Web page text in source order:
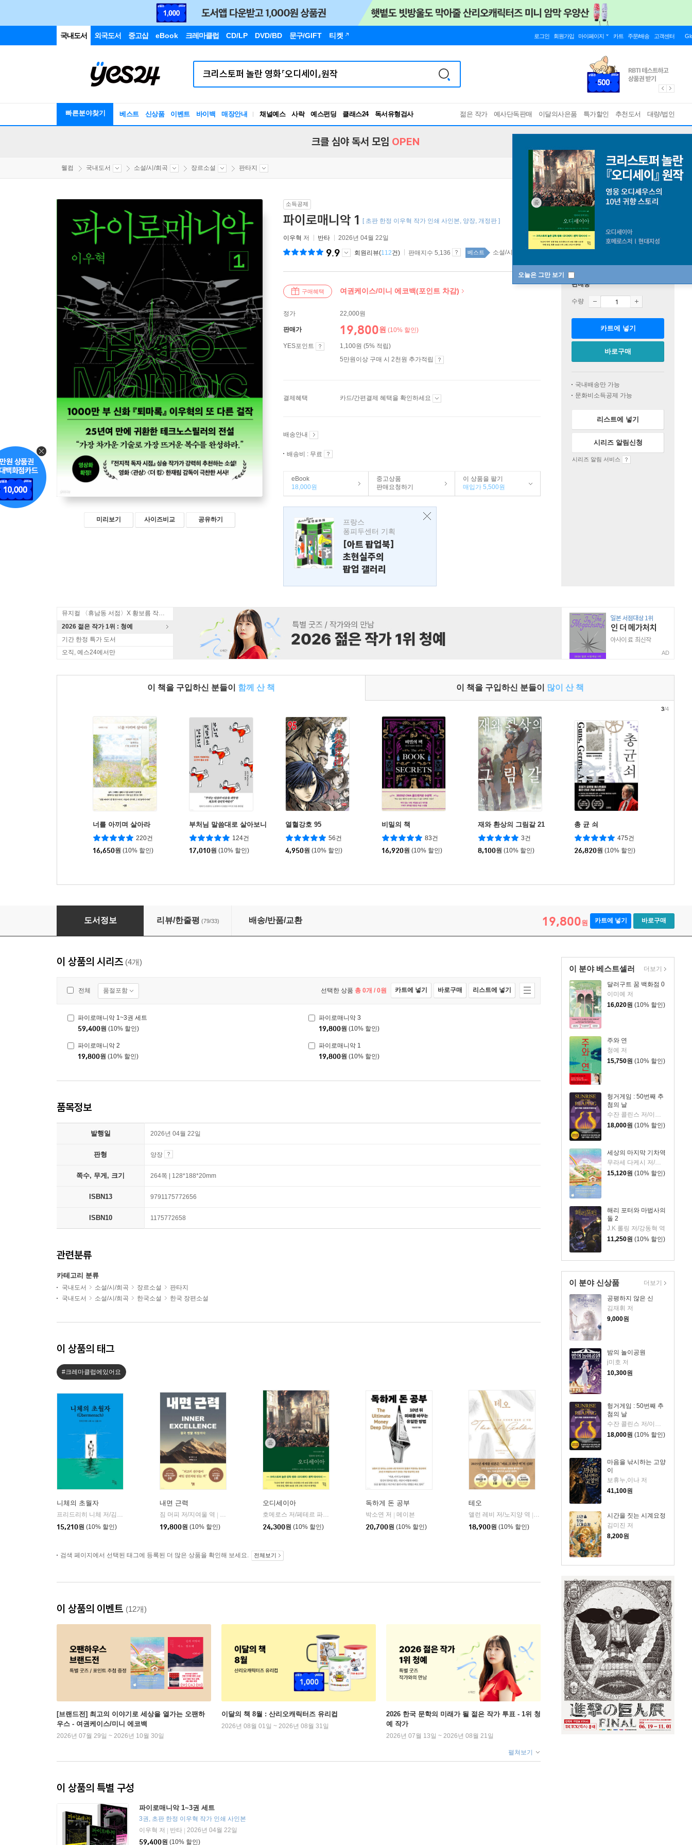
국내도서 외국도서 중고샵 eBook 크레마클럽 CD/LP DVD/BD 문구/GIFT 티켓 로그인 회원가입 마이페이지 카트 주문/배송 고객센터
빠른분야찾기 베스트 신상품 이벤트 바이백 매장안내 채널예스 사락 예스펀딩 클래스24
독서유형검사
RBTI Lab
젊은 작가 예사단독판매 이달의사은품 특가할인 추천도서 대량/법인
오늘은 그만 보기
크클 심야 독서 모임 OPEN
웰컴 국내도서 소설/시/희곡 장르소설 판타지
미리보기 사이즈비교 공유하기
소득공제
파이로매니악 1 [ 초판 한정 이우혁 작가 인쇄 사인본, 양장, 개정판 ]
이우혁 저 반타 2026년 04월 22일
9.9 회원리뷰(112건) 판매지수 5,136 베스트 소설/시/희곡 top100 1주
구매혜택 여권케이스/미니 에코백(포인트 차감)
정가 22,000원
판매가 19,800원 (10% 할인)
YES포인트
1,100원 (5% 적립)
5만원이상 구매 시 2천원 추가적립
결제혜택 카드/간편결제 혜택을 확인하세요
배송안내
배송비 : 무료
eBook
18,000원
중고상품
판매요청하기
이 상품을 팔기
매입가 5,500원
프랑스
퐁피두센터 기획
[아트 팝업북]
초현실주의
팝업 갤러리
판매중
수량
카트에 넣기
바로구매
국내배송만 가능
문화비소득공제 가능
리스트에 넣기
시리즈 알림신청
시리즈 알림 서비스
뮤지컬 〈휴남동 서점〉X 황보름 작가 북토크
2026 젊은 작가 1위 : 청예
기간 한정 특가 도서
오직, 예스24에서만
AD
이 책을 구입하신 분들이 함께 산 책 이 책을 구입하신 분들이 많이 산 책
너를 아끼며 살아라
220건
16,650원 (10% 할인)
부처님 말씀대로 살아보니
124건
17,010원 (10% 할인)
열혈강호 95
56건
4,950원 (10% 할인)
비밀의 책
83건
16,920원 (10% 할인)
재와 환상의 그림갈 21
3건
8,100원 (10% 할인)
총 균 쇠
475건
26,820원 (10% 할인)
3/4
파이로매니악 1
도서정보 리뷰/한줄평 (79/33) 배송/반품/교환 19,800원 카트에 넣기 바로구매
이 분야 베스트셀러
달러구트 꿈 백화점 0
이미예 저
16,020원 (10% 할인)
주와 연
청예 저
15,750원 (10% 할인)
헝거게임 : 50번째 추
첨의 날
18,000원 (10% 할인)
세상의 마지막 기차역
무라세 다케시 저/김지연 역
15,120원 (10% 할인)
해리 포터와 마법사의
돌 2
J.K 롤링 저/강동혁 역
11,250원 (10% 할인)
더보기
이 분야 신상품
공평하지 않은 신
김재휘 저
9,000원
밤의 놀이공원
j미호 저
10,300원
헝거게임 : 50번째 추
첨의 날
수잔 콜린스 저/이원열 역
18,000원 (10% 할인)
마음을 낚시하는 고양
이
보휴누,이나 저
41,100원
시간을 짓는 시계요정
김미진 저
8,200원
더보기
이 상품의 시리즈 (4개)
전체 품절포함 선택한 상품 총 0개 / 0원 카트에 넣기 바로구매 리스트에 넣기
파이로매니악 1~3권 세트
59,400원 (10% 할인)
파이로매니악 3
19,800원 (10% 할인)
파이로매니악 2
19,800원 (10% 할인)
파이로매니악 1
19,800원 (10% 할인)
품목정보
발행일 2026년 04월 22일
판형 양장
쪽수, 무게, 크기 264쪽 | 128*188*20mm
ISBN13 9791175772656
ISBN10 1175772658
관련분류
카테고리 분류
국내도서 소설/시/희곡 장르소설
판타지
국내도서
소설/시/희곡 한국소설 한국 장편소설
이 상품의 태그
#크레마클럽에있어요
니체의 초월자
프리드리히 니체 저/김철 편역
15,210원 (10% 할인)
내면 근력
짐 머피 저/지여울 역
윌북(willbook)
19,800원 (10% 할인)
오디세이아
호메로스 저/페테르 파울 루벤스 그림/박문재 역
현대지성
24,300원 (10% 할인)
독하게 돈 공부
박소연 저
메이븐
20,700원 (10% 할인)
테오
앨런 레비 저/노지양 역
오팬하우스
18,900원 (10% 할인)
검색 페이지에서 선택된 태그에 등록된 더 많은 상품을 확인해 보세요. 전체보기
이 상품의 이벤트 (12개)
[브랜드전] 최고의 이야기로 세상을 열가는 오팬하
우스 - 여권케이스/미니 에코백
2026년 07월 29일 ~ 2026년 10월 30일
이달의 책 8월 : 산리오캐릭터즈 유리컵
2026년 08월 01일 ~ 2026년 08월 31일
2026 한국 문학의 미래가 될 젊은 작가 투표 - 1위 청
예 작가
2026년 07월 13일 ~ 2026년 08월 21일
펼쳐보기
이 상품의 특별 구성
파이로매니악 1~3권 세트
3권, 초판 한정 이우혁 작가 인쇄 사인본
이우혁 저
반타
2026년 04월 22일
59,400원 (10% 할인)